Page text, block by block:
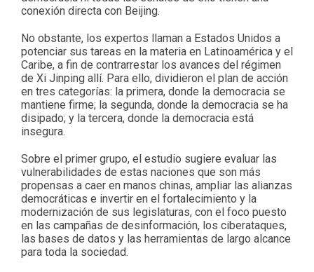
conexión directa con Beijing.
No obstante, los expertos llaman a Estados Unidos a
potenciar sus tareas en la materia en Latinoamérica y el
Caribe, a fin de contrarrestar los avances del régimen
de Xi Jinping allí. Para ello, dividieron el plan de acción
en tres categorías: la primera, donde la democracia se
mantiene firme; la segunda, donde la democracia se ha
disipado; y la tercera, donde la democracia está
insegura.
Sobre el primer grupo, el estudio sugiere evaluar las
vulnerabilidades de estas naciones que son más
propensas a caer en manos chinas, ampliar las alianzas
democráticas e invertir en el fortalecimiento y la
modernización de sus legislaturas, con el foco puesto
en las campañas de desinformación, los ciberataques,
las bases de datos y las herramientas de largo alcance
para toda la sociedad.